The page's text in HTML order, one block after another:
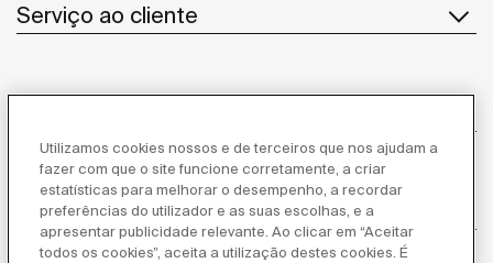
Serviço ao cliente
Inspiração
Utilizamos cookies nossos e de terceiros que nos ajudam a
fazer com que o site funcione corretamente, a criar
estatísticas para melhorar o desempenho, a recordar
preferências do utilizador e as suas escolhas, e a
apresentar publicidade relevante. Ao clicar em “Aceitar
todos os cookies”, aceita a utilização destes cookies. É